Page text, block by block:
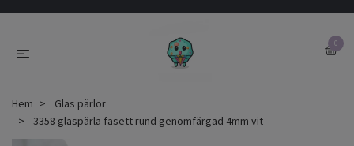
0
Hem
Glas pärlor
3358 glaspärla fasett rund genomfärgad 4mm vit